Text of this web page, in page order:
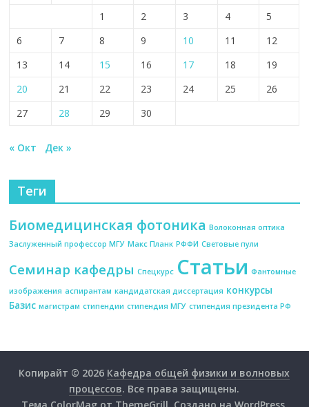
1
2 3 4
5
6
7 8 9 10 11
12
13
14 15 16 17 18
19
20
21 22 23 24 25
26
27
28 29 30
« Окт Дек »
Теги
Биомедицинская фотоника Волоконная оптика
Заслуженный профессор МГУ Макс Планк РФФИ Световые пули
Семинар кафедры Спецкурс Статьи Фантомные
изображения аспирантам кандидатская диссертация конкурсы
Базис магистрам стипендии стипендия МГУ стипендия президента РФ
Копирайт © 2026 Кафедра общей физики и волновых
процессов. Все права защищены.